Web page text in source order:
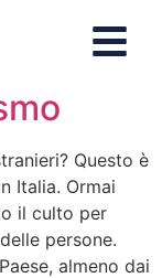
Questo è
Italia. Ormai
il culto per
persone.
almeno dai